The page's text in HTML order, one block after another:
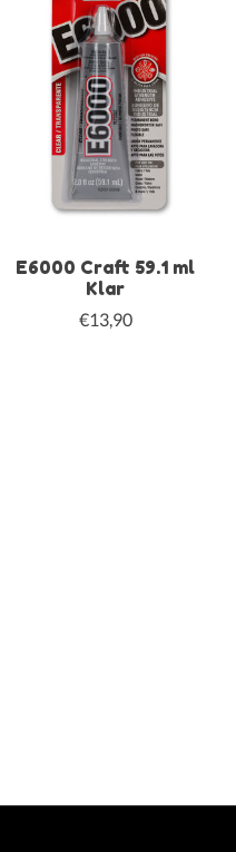
E6000 Craft 59.1 ml
Klar
€13,90